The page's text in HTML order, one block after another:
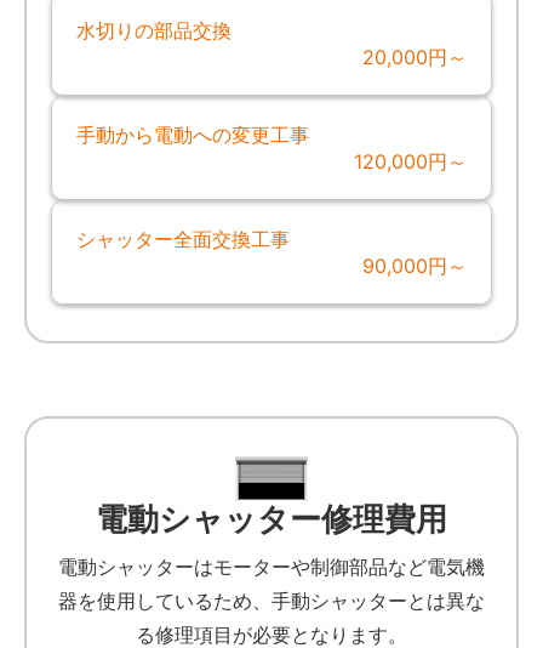
水切りの部品交換
20,000円～
手動から電動への変更工事
120,000円～
シャッター全面交換工事
90,000円～
電動シャッター修理費用
電動シャッターはモーターや制御部品など電気機
器を使用しているため、手動シャッターとは異な
る修理項目が必要となります。